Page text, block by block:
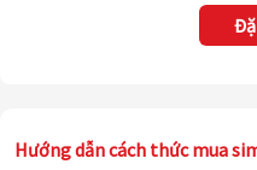
Hướng dẫn cách thức mua